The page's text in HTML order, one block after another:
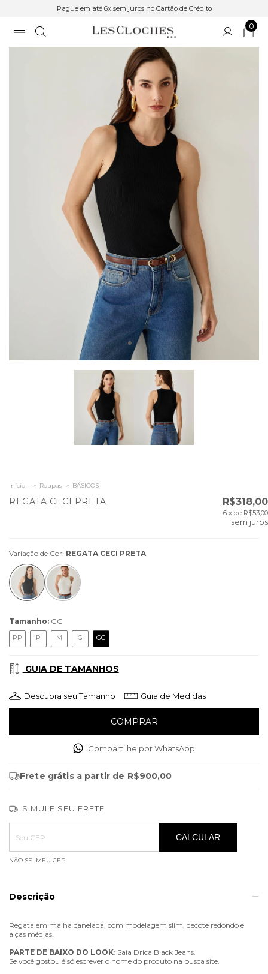
Pague em até 6x sem juros no Cartão de Crédito
0
Início > Roupas > BÁSICOS
REGATA CECI PRETA R$318,00
6 x de R$53,00
sem juros
Variação de Cor: REGATA CECI PRETA
Tamanho: GG
PP P M G GG
GUIA DE TAMANHOS
Descubra seu Tamanho Guia de Medidas
Compartilhe por WhatsApp
Frete grátis a partir de R$900,00
SIMULE SEU FRETE
Entregas para o CEP:
ALTERAR CEP
CALCULAR
NÃO SEI MEU CEP
Descrição
Regata em malha canelada, com modelagem slim, decote redondo e
alças médias.
PARTE DE BAIXO DO LOOK: Saia Drica Black Jeans.
Se você gostou é só escrever o nome do produto na busca site.